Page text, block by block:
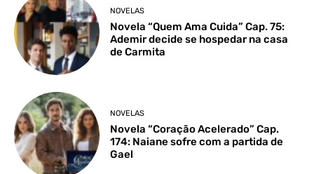
NOVELAS
Novela “Quem Ama Cuida” Cap. 75:
Ademir decide se hospedar na casa
de Carmita
NOVELAS
Novela “Coração Acelerado” Cap.
174: Naiane sofre com a partida de
Gael